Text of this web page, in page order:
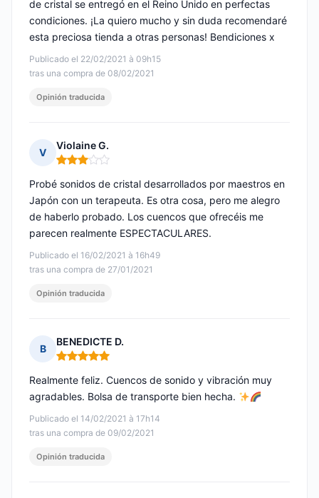
Publicado el 22/02/2021 à 09h15
tras una compra de 08/02/2021
de cristal se entregó en el Reino Unido en perfectas
condiciones. ¡La quiero mucho y sin duda recomendaré
esta preciosa tienda a otras personas! Bendiciones x
Opinión traducida
V
Violaine G.
Nota: 3 de 5
Publicado el 16/02/2021 à 16h49
tras una compra de 27/01/2021
Probé sonidos de cristal desarrollados por maestros en
Japón con un terapeuta. Es otra cosa, pero me alegro
de haberlo probado. Los cuencos que ofrecéis me
parecen realmente ESPECTACULARES.
Opinión traducida
B
BENEDICTE D.
Nota: 5 de 5
Publicado el 14/02/2021 à 17h14
tras una compra de 09/02/2021
Realmente feliz. Cuencos de sonido y vibración muy
agradables. Bolsa de transporte bien hecha.
Opinión traducida